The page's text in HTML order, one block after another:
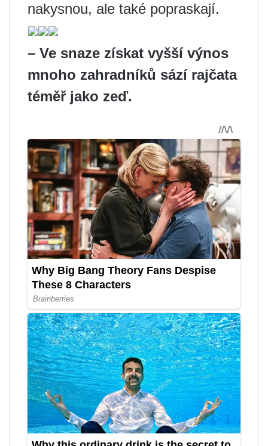
nakysnou, ale také popraskají.
– Ve snaze získat vyšší výnos
mnoho zahradníků sází rajčata
téměř jako zeď.